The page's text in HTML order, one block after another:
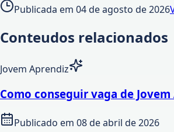
Publicada em 04 de agosto de 2026
Conteudos relacionados
Jovem Aprendiz
Como conseguir vaga de
Publicado em 08 de abril de 2026